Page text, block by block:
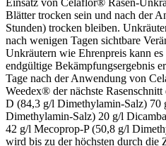
Blätter trocken sein und nach der
Stunden) trocken bleiben.
nach wenigen Tagen sichtbare
Unkräutern wie Ehrenpreis kann
endgültige Bekämpfungsergebnis
Tage nach der Anwendung von
Weedex® der nächste
D (84,3 g/l Dimethylamin-Salz) 70
Dimethylamin-Salz) 20 g/l
42 g/l Mecoprop-P (50,8 g/l
wird bis zu der höchsten durch die